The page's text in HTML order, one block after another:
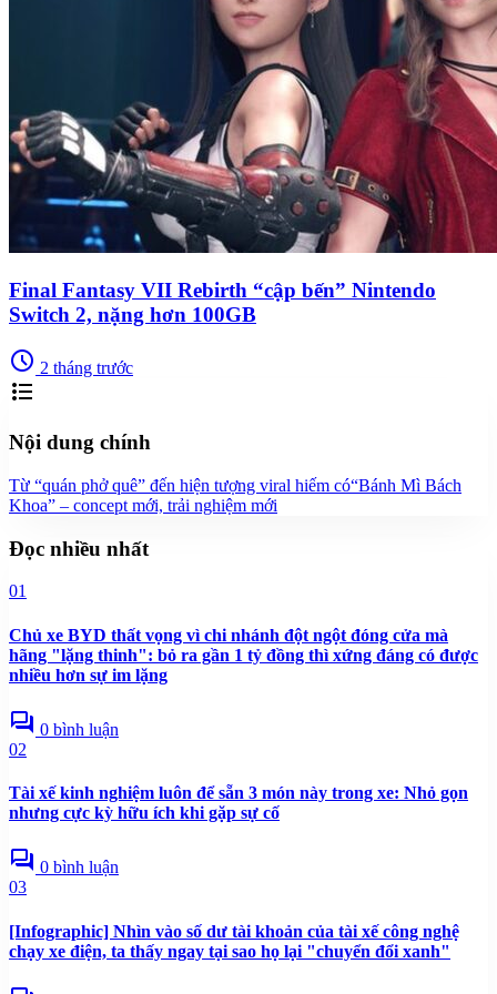
Final Fantasy VII Rebirth “cập bến” Nintendo
Switch 2, nặng hơn 100GB
schedule 2 tháng trước
format_list_bulleted
Nội dung chính
Từ “quán phở quê” đến hiện tượng viral hiếm có“Bánh Mì Bách
Khoa” – concept mới, trải nghiệm mới
Đọc nhiều nhất
01
Chủ xe BYD thất vọng vì chi nhánh đột ngột đóng cửa mà
hãng "lặng thinh": bỏ ra gần 1 tỷ đồng thì xứng đáng có được
nhiều hơn sự im lặng
forum 0 bình luận
02
Tài xế kinh nghiệm luôn để sẵn 3 món này trong xe: Nhỏ gọn
nhưng cực kỳ hữu ích khi gặp sự cố
forum 0 bình luận
03
[Infographic] Nhìn vào số dư tài khoản của tài xế công nghệ
chạy xe điện, ta thấy ngay tại sao họ lại "chuyển đổi xanh"